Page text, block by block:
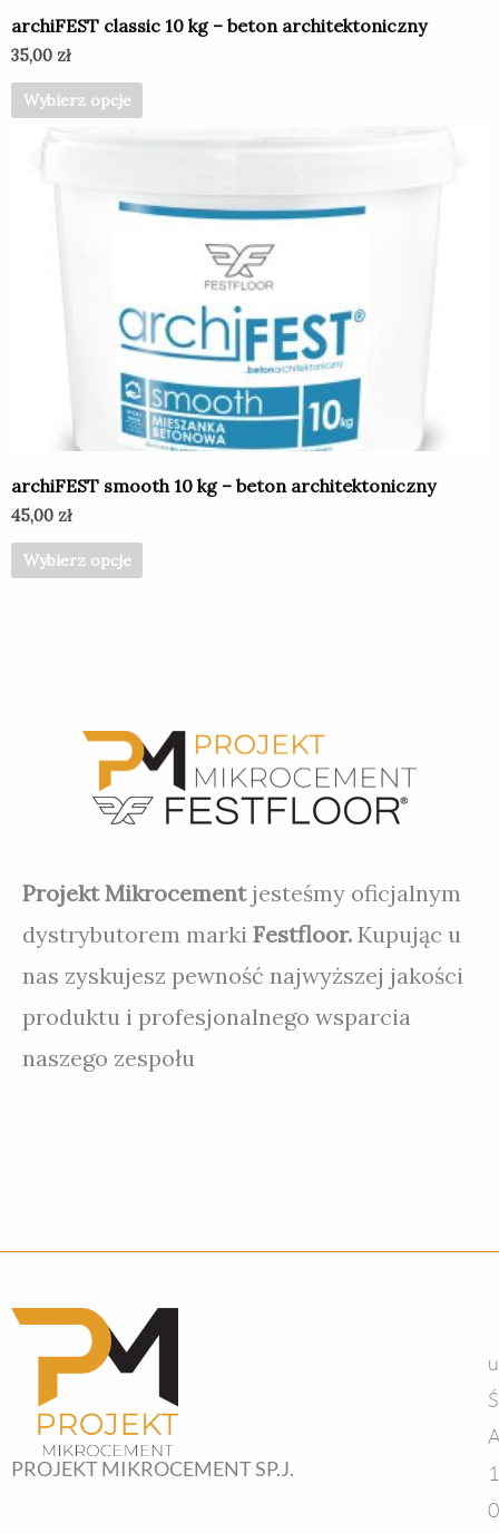
archiFEST classic 10 kg – beton architektoniczny
35,00 zł
Wybierz opcje
archiFEST smooth 10 kg – beton architektoniczny
45,00 zł
Wybierz opcje
Projekt Mikrocement jesteśmy oficjalnym
dystrybutorem marki Festfloor. Kupując u
nas zyskujesz pewność najwyższej jakości
produktu i profesjonalnego wsparcia
naszego zespołu
PROJEKT MIKROCEMENT SP.J.